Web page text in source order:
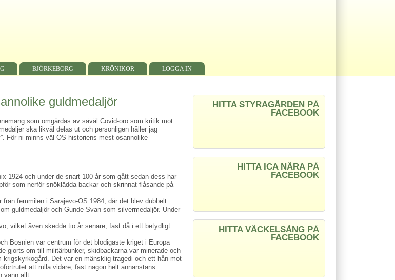
BJÖRKEBORG KRÖNIKOR LOGGA IN
guldmedaljör
som omgärdas av såväl Covid-oro som kritik mot
ska likväl delas ut och personligen håller jag
För ni minns väl OS-historiens mest osannolike
1924 och under de snart 100 år som gått sedan dess har
som nerför snöklädda backar och skrinnat flåsande på
femmilen i Sarajevo-OS 1984, där det blev dubbelt
guldmedaljör och Gunde Svan som silvermedaljör. Under
vilket även skedde tio år senare, fast då i ett betydligt
Bosnien var centrum för det blodigaste kriget i Europa
gjorts om till militärbunker, skidbackarna var minerade och
krigskyrkogård. Det var en mänsklig tragedi och ett hån mot
att rulla vidare, fast någon helt annanstans.
vann allt.
HITTA STYRAGÅRDEN PÅ
FACEBOOK
HITTA ICA NÄRA PÅ
FACEBOOK
HITTA VÄCKELSÅNG PÅ
FACEBOOK